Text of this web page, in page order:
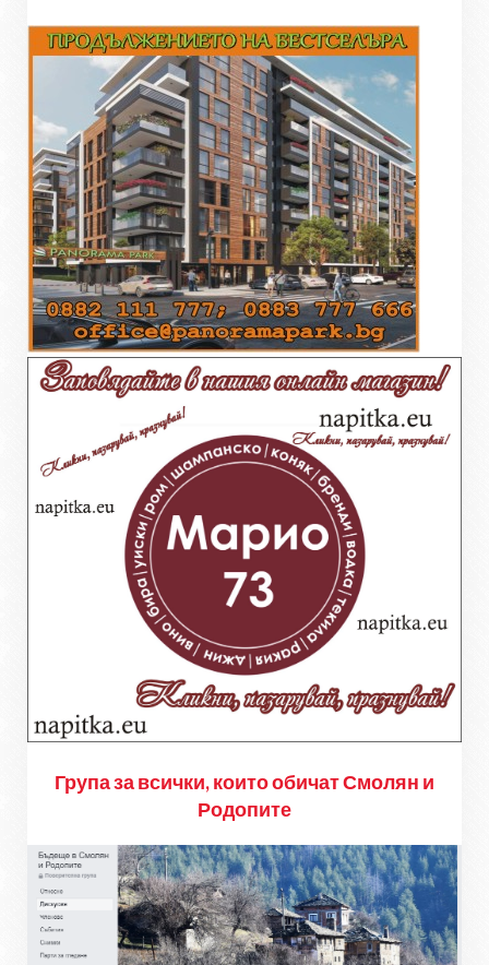
Група за всички, които обичат Смолян и
Родопите